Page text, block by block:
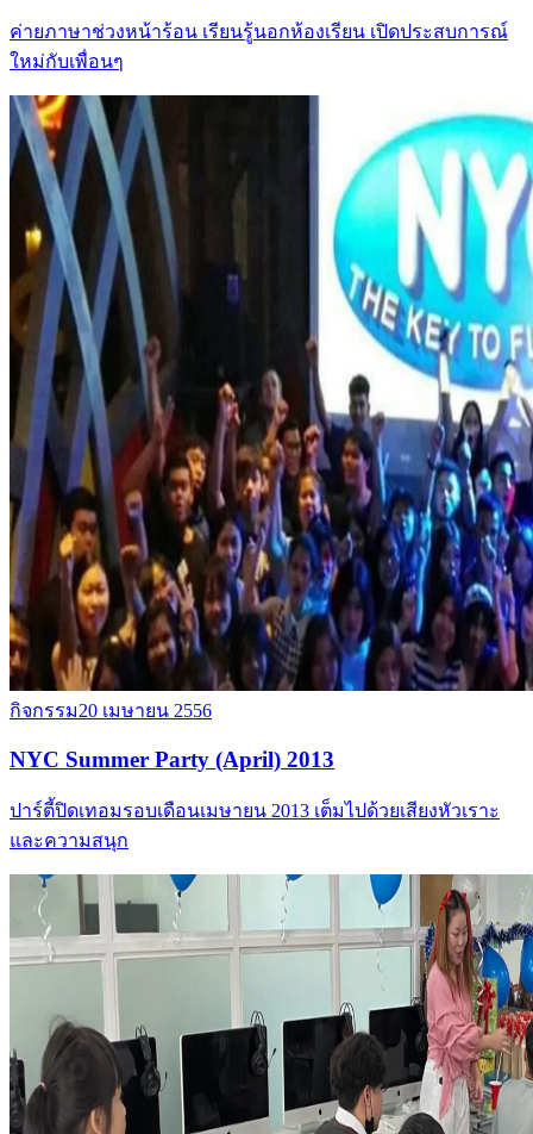
ค่ายภาษาช่วงหน้าร้อน เรียนรู้นอกห้องเรียน เปิดประสบการณ์
ใหม่กับเพื่อนๆ
กิจกรรม20 เมษายน 2556
NYC Summer Party (April) 2013
ปาร์ตี้ปิดเทอมรอบเดือนเมษายน 2013 เต็มไปด้วยเสียงหัวเราะ
และความสนุก